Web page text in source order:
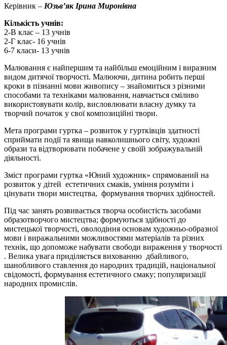
Керівник – Юзьв’як Ірина Миронівна
Кількість учнів:
2-В клас – 13 учнів
2-Г клас- 16 учнів
6-7 класи- 13 учнів
Малювання є найпершим та найбільш емоційним і виразним
видом дитячої творчості. Малюючи, дитина робить перші
кроки в пізнанні мови живопису – знайомиться з різними
способами та техніками малювання, навчається сміливо
використовувати колір, висловлювати власну думку та
творчий початок у свої композиційні твори.
Мета програми гуртка – розвиток у гуртківців здатності
сприймати події та явища навколишнього світу, художні
образи та відтворювати побачене у своїй зображувальній
діяльності.
Зміст програми гуртка «Юний художник» спрямований на
розвиток у дітей естетичних смаків, уміння розуміти і
цінувати твори мистецтва, формування творчих здібностей.
Під час занять розвивається творча особистість засобами
образотворчого мистецтва; формуються здібності до
мистецької творчості, оволодіння основам художньо-образної
мови і виражальними можливостями матеріалів та різних
технік, що допоможе набувати свободи вираження у творчості
. Велика увага приділяється вихованню дбайливого,
шанобливого ставлення до народних традицій, національної
свідомості, формування естетичного смаку; популяризації
народних промислів.